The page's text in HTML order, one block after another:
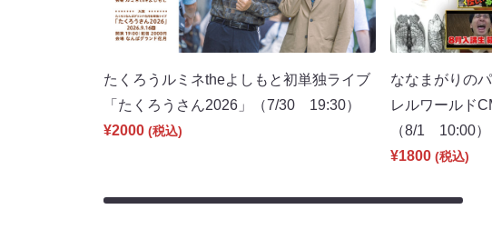
たくろうルミネtheよしもと初単独ライブ
「たくろうさん2026」（7/30 19:30）
¥2000 (税込)
ななまがりの
レルワールド
（8/1 10:00）
¥1800 (税込)